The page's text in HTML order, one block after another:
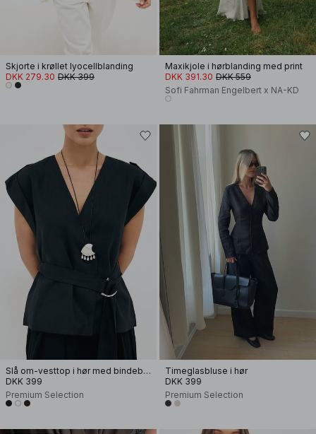
Skjorte i krøllet lyocellblanding
DKK 279.30 DKK 399
Maxikjole i hørblanding med print
DKK 391.30 DKK 559
Sofi Fahrman Engelbert x NA-KD
Slå om-vesttop i hør med bindebånd
DKK 399
Premium Selection
Timeglasbluse i hør
DKK 399
Premium Selection